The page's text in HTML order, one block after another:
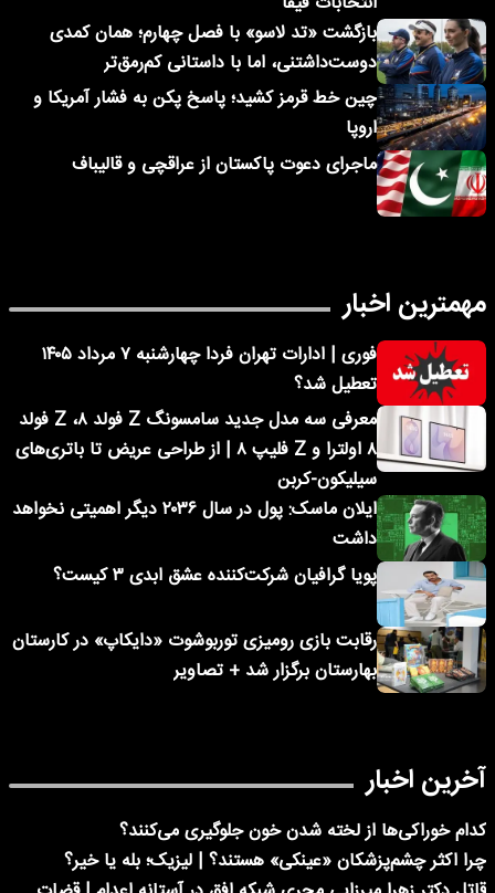
بازگشت «تد لاسو» با فصل چهارم؛ همان کمدی
دوست‌داشتنی، اما با داستانی کم‌رمق‌تر
چین خط قرمز کشید؛ پاسخ پکن به فشار آمریکا و
اروپا
ماجرای دعوت پاکستان از عراقچی و قالیباف
مهمترین اخبار
فوری | ادارات تهران فردا چهارشنبه ۷ مرداد ۱۴۰۵
تعطیل شد؟
معرفی سه مدل جدید سامسونگ Z فولد ۸، Z فولد
۸ اولترا و Z فلیپ ۸ | از طراحی عریض تا باتری‌های
سیلیکون-کربن
ایلان ماسک: پول در سال ۲۰۳۶ دیگر اهمیتی نخواهد
داشت
پویا گرافیان شرکت‌کننده عشق ابدی ۳ کیست؟
رقابت بازی رومیزی توربوشوت «دایکاپ» در کارستان
بهارستان برگزار شد + تصاویر
آخرین اخبار
کدام خوراکی‌ها از لخته شدن خون جلوگیری می‌کنند؟
چرا اکثر چشم‌پزشکان «عینکی» هستند؟ | لیزیک؛ بله یا خیر؟